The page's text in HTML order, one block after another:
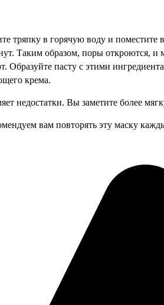
тряпку в горячую воду и поместите
Таким образом, поры откроются, и
пасту с этими
крема.
недостатки. Вы заметите более
вам повторять эту маску